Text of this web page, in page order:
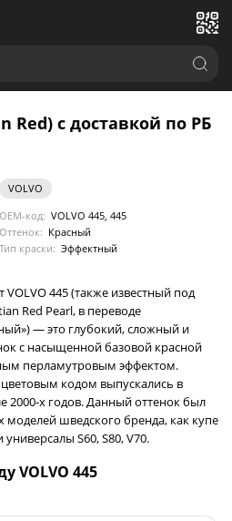
Red) с доставкой по РБ
VOLVO
OEM-код: VOLVO 445, 445
Оттенок: Красный
Тип краски: Эффектный
445 (также известный под
Red Pearl, в переводе
— это глубокий, сложный и
с насыщенной базовой красной
перламутровым эффектом.
кодом выпускались в
2000-х годов. Данный оттенок был
моделей шведского бренда, как купе
S60, S80, V70.
VOLVO 445